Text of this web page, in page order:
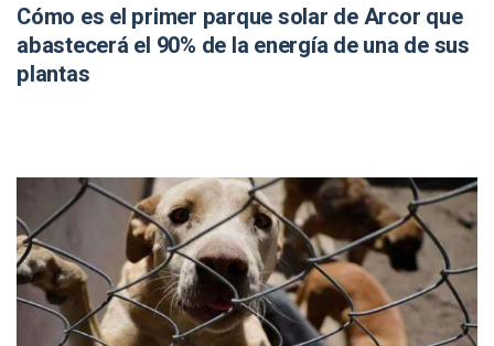
Cómo es el primer parque solar de Arcor que
abastecerá el 90% de la energía de una de sus
plantas